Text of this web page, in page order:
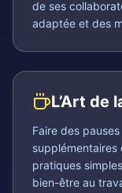
de ses
adaptée et des
L’Art de
Faire des
pratiques
bien-être au